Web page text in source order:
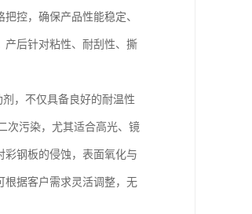
控，确保产品性能稳定、
产后针对粘性、耐刮性、撕
，不仅具备良好的耐温性
次污染，尤其适合高光、镜
彩钢板的侵蚀，表面氧化与
根据客户需求灵活调整，无